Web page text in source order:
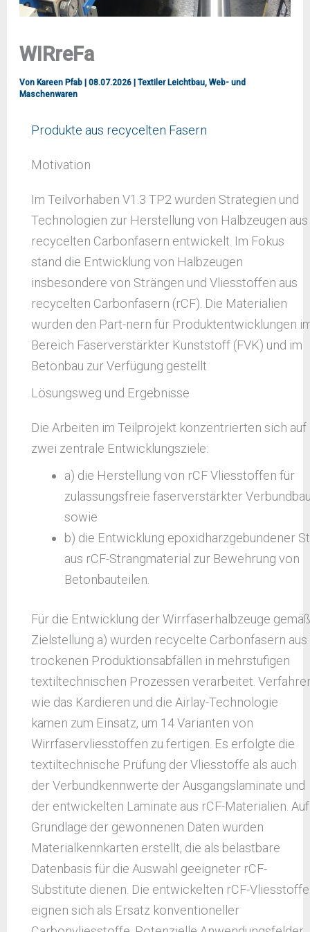
WIRreFa
VonKareen Pfab|08.07.2026|Textiler Leichtbau,Web- und
Maschenwaren
Produkte aus recycelten Fasern
Motivation
Im Teilvorhaben V1.3 TP2 wurden Strategien und
Technologien zur Herstellung von Halbzeugen aus
recycelten Carbonfasern entwickelt. Im Fokus
stand die Entwicklung von Halbzeugen
insbesondere von Strängen und Vliesstoffen aus
recycelten Carbonfasern (rCF). Die Materialien
wurden den Part-nern für Produktentwicklungen
Bereich Faserverstärkter Kunststoff (FVK) und im
Betonbau zur Verfügung gestellt
Lösungsweg und Ergebnisse
Die Arbeiten im Teilprojekt konzentrierten sich auf
zwei zentrale Entwicklungsziele:
a) die Herstellung von rCF Vliesstoffen für
zulassungsfreie faserverstärkter
sowie
b) die Entwicklung epoxidharzgebundener
aus rCF-Strangmaterial zur Bewehrung von
Betonbauteilen.
Für die Entwicklung der Wirrfaserhalbzeuge
Zielstellung a) wurden recycelte Carbonfasern aus
trockenen Produktionsabfällen in mehrstufigen
textiltechnischen Prozessen verarbeitet.
wie das Kardieren und die Airlay-Technologie
kamen zum Einsatz, um 14 Varianten von
Wirrfaservliesstoffen zu fertigen. Es erfolgte die
textiltechnische Prüfung der Vliesstoffe als auch
der Verbundkennwerte der Ausgangslaminate und
der entwickelten Laminate aus rCF-Materialien. Auf
Grundlage der gewonnenen Daten wurden
Materialkennkarten erstellt, die als belastbare
Datenbasis für die Auswahl geeigneter rCF-
Substitute dienen. Die entwickelten rCF-Vliesstoffe
eignen sich als Ersatz konventioneller